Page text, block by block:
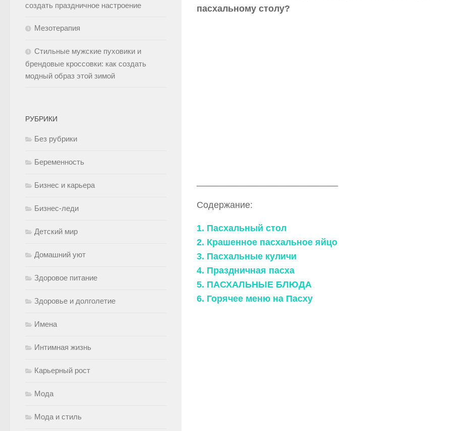
пасхальному столу?
Содержание:
1. Пасхальный стол
2. Крашенное пасхальное яйцо
3. Пасхальные куличи
4. Праздничная пасха
5. ПАСХАЛЬНЫЕ БЛЮДА
6. Горячее меню на Пасху
создать праздничное настроение
Мезотерапия
Стильные мужские пуховики и
брендовые кроссовки: как создать
модный образ этой зимой
РУБРИКИ
Без рубрики
Беременность
Бизнес и карьера
Бизнес-леди
Детский мир
Домашний уют
Здоровое питание
Здоровье и долголетие
Имена
Интимная жизнь
Карьерный рост
Мода
Мода и стиль